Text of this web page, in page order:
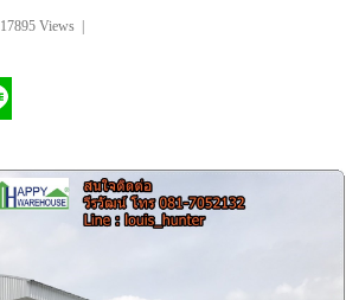
17895 Views